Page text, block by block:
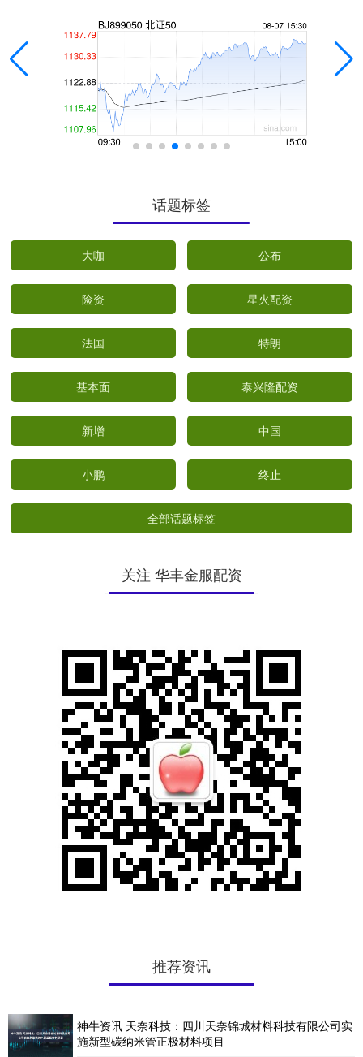
话题标签
大咖 公布
险资 星火配资
法国 特朗
基本面 泰兴隆配资
新增 中国
小鹏 终止
全部话题标签
关注 华丰金服配资
推荐资讯
神牛资讯 天奈科技：四川天奈锦城材料科技有限公司实
施新型碳纳米管正极材料项目